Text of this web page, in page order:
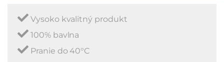
Vysoko kvalitný produkt
100% bavlna
Pranie do 40°C